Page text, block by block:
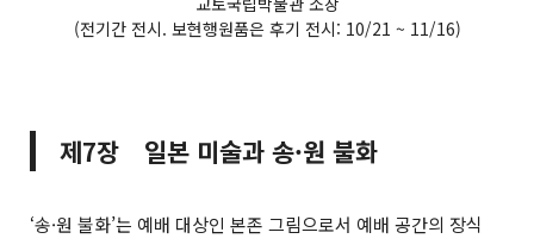
(전기간 전시. 보현행원품은 후기 전시: 10/21 ~ 11/16)
제7장 일본 미술과 송·원 불화
‘송·원 불화’는 예배 대상인 본존 그림으로서 예배 공간의 장식